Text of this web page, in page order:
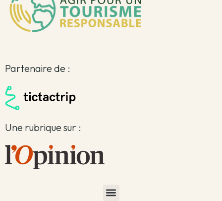
Partenaire de :
Une rubrique sur :